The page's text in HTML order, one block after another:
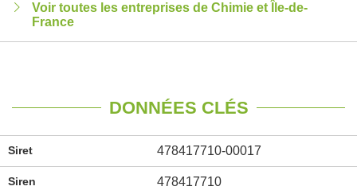
Voir toutes les entreprises de Chimie et Île-de-
France
DONNÉES CLÉS
Siret 478417710-00017
Siren 478417710